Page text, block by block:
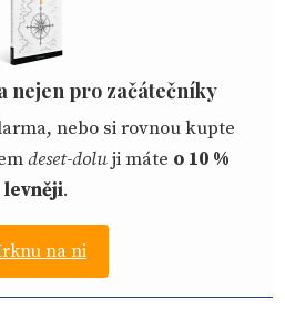
nejen pro začátečníky
nebo si rovnou kupte
deset-doluji máte o 10 %
levněji.
na ni